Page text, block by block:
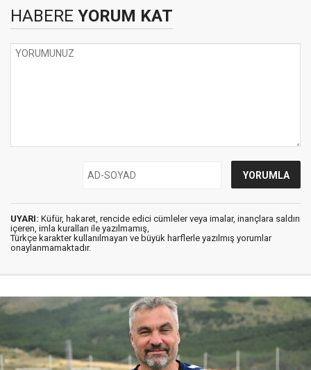
HABERE YORUM KAT
UYARI: Küfür, hakaret, rencide edici cümleler veya imalar, inançlara saldırı
içeren, imla kuralları ile yazılmamış,
Türkçe karakter kullanılmayan ve büyük harflerle yazılmış yorumlar
onaylanmamaktadır.